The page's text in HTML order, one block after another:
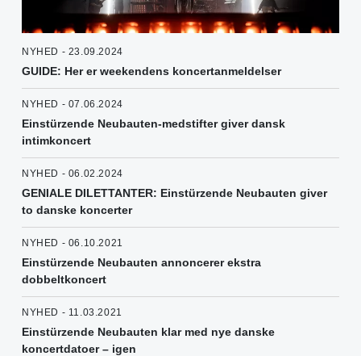
NYHED - 23.09.2024
GUIDE: Her er weekendens koncertanmeldelser
NYHED - 07.06.2024
Einstürzende Neubauten-medstifter giver dansk
intimkoncert
NYHED - 06.02.2024
GENIALE DILETTANTER: Einstürzende Neubauten giver
to danske koncerter
NYHED - 06.10.2021
Einstürzende Neubauten annoncerer ekstra
dobbeltkoncert
NYHED - 11.03.2021
Einstürzende Neubauten klar med nye danske
koncertdatoer – igen